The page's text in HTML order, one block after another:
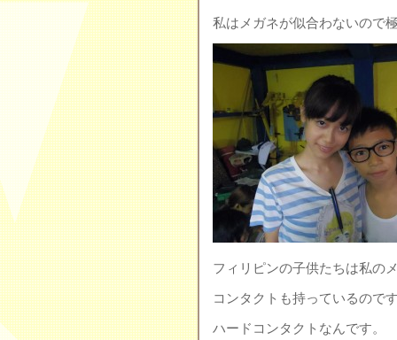
私はメガネが似合わないので
フィリピンの子供たちは私の
コンタクトも持っているので
ハードコンタクトなんです。